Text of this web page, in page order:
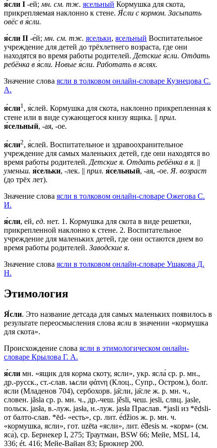
я́сли I -ей; мн. см. тж. ясельный Кормушка для скота,
прикрепляемая наклонно к стене. Я́сли с кормом. Засыпать
овёс в я́сли.
я́сли II -е́й; мн. см. тж. ясельки, ясельный Воспитательное
учреждение для детей до трёхлетнего возраста, где они
находятся во время работы родителей. Детские я́сли. Отдать
ребёнка в я́сли. Новые я́сли. Работать в яслях.
Значение слова ясли в толковом онлайн-словаре Кузнецова С.
А.
я́сли1, я́слей. Кормушка для скота, наклонно прикрепленная к
стене или в виде сужающегося книзу ящика. || прил.
я́сельный, -ая, -ое.
я́сли2, я́слей. Воспитательное и здравоохранительное
учреждение для самых маленьких детей, где они находятся во
время работы родителей. Детские я. Отдать ребёнка в я. ||
уменьш. я́сельки, -лек. || прил. я́сельный, -ая, -ое. Я. возраст
(до трёх лет).
Значение слова ясли в толковом онлайн-словаре Ожегова C.
И.
я́сли, ей, ед. нет. 1 . Кормушка для скота в виде решетки,
прикрепленной наклонно к стене. 2. Воспитательное
учреждение для маленьких детей, где они остаются днем во
время работы родителей. Заводские я.
Значение слова ясли в толковом онлайн-словаре Ушакова Д.
Н.
Этимология
Я́сли. Это название детсада для самых маленьких появилось в
результате переосмысления слова ясли в значении «кормушка
для скота».
Происхождение слова ясли в этимологическом онлайн-
словаре Крылова Г. А.
я́сли мн. «ящик для корма скоту, ясли», укр. ясла́ ср. р. мн.,
др.-русск., ст.-слав. ѩсли φάτνη (Клоц., Супр., Остром.), болг.
я́сли (Младенов 704), сербохорв. jа̏сли, jа̏сле ж. р. мн. ч.,
словен. jȃsla ср. р. мн. ч., др.-чеш. jěsli, чеш. jesli, слвц. jasle,
польск. jаsłа, в.-луж. jаsłа, н.-луж. jаsłа Праслав. *jasli из *ēdsli-
от балто-слав. *ēd- «есть», ср. лит. ė́džios ж. р. мн. ч.
«кормушка, ясли», гот. uzētа «ясли», лит. ė̃desis м. «корм» (см.
яса́), ср. Бернекер I, 275; Траутман, ВSW 66; Мейе, МSL 14,
336; ét. 416; Мейе-Вайан 83; Брюкнер 200.